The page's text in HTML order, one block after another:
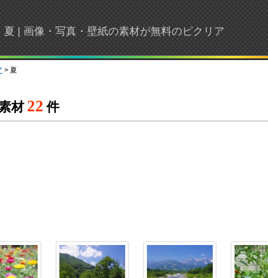
夏 | 画像・写真・壁紙の素材が無料のピクリア
> 夏
材 22 件